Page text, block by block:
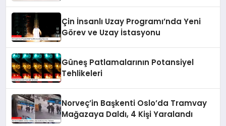
Çin İnsanlı Uzay Programı’nda Yeni
Görev ve Uzay İstasyonu
Güneş Patlamalarının Potansiyel
Tehlikeleri
Norveç’in Başkenti Oslo’da Tramvay
Mağazaya Daldı, 4 Kişi Yaralandı